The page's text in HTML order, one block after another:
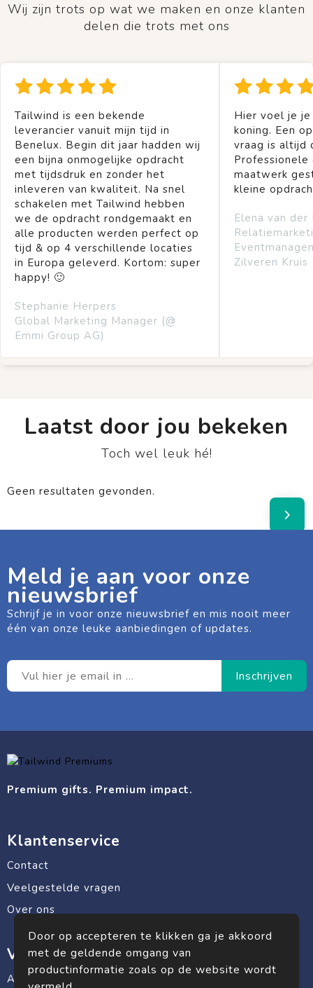
Wij zijn trots op wat we maken en onze klanten
delen die trots met ons
Tailwind is een bekende
leverancier vanuit mijn tijd in
Benelux. Begin dit jaar hadden wij
een bijna onmogelijke opdracht
met tijdsdruk en zonder het
inleveren van kwaliteit. Na snel
schakelen met Tailwind hebben
we de opdracht rondgemaakt en
alle producten werden perfect op
tijd & op 4 verschillende locaties
in Europa geleverd. Kortom: super
happy! 🙂
Stephanie Herpers
Global Marketing Manager (@
Emmi Group AG)
Hier voel je
koning. Een
vraag is altijd
Professionele
maatwerk
kleine
Elena van der
Zilveren Kruis
Laatst door jou bekeken
Toch wel leuk hé!
Geen resultaten gevonden.
Meld je aan voor onze
nieuwsbrief
Schrijf je in voor onze nieuwsbrief en mis nooit meer
één van onze leuke aanbiedingen of updates.
Premium gifts. Premium impact.
Klantenservice
Contact
Veelgestelde vragen
Over ons
Veilig winkelen
Algemene voorwaarden
Door op accepteren te klikken ga je akkoord
met de geldende omgang van
productinformatie zoals op de website wordt